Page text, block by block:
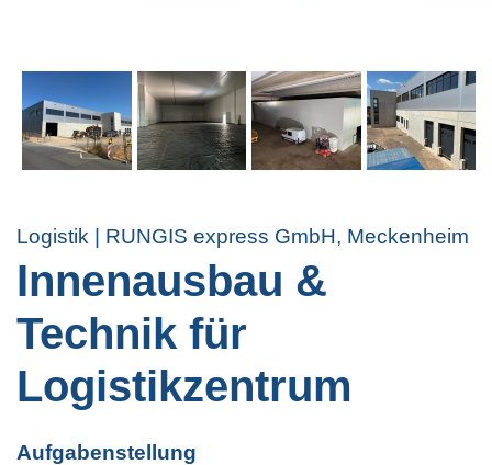
Logistik | RUNGIS express GmbH, Meckenheim
Innenausbau &
Technik für
Logistikzentrum
Aufgabenstellung